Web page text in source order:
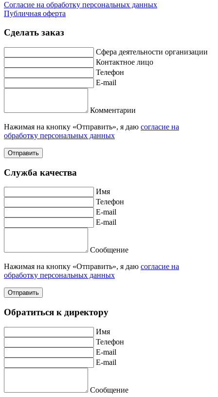
Согласие на обработку персональных данных
Публичная оферта
Сделать заказ
Сфера деятельности организации
Контактное лицо
Телефон
E-mail
Комментарии
Нажимая на кнопку «Отправить», я даю согласие на
обработку персональных данных
Отправить
Служба качества
Имя
Телефон
E-mail
E-mail
Сообщение
Нажимая на кнопку «Отправить», я даю согласие на
обработку персональных данных
Отправить
Обратиться к директору
Имя
Телефон
E-mail
E-mail
Сообщение